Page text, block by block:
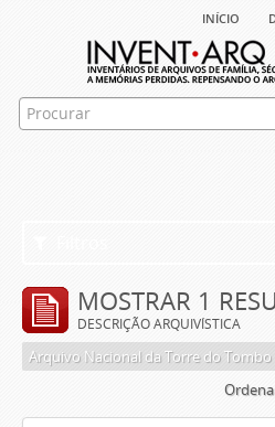
início
MOSTRAR 1
DESCRIÇÃO ARQUIVÍSTICA
Arquivo Nacional da Torre do Tombo